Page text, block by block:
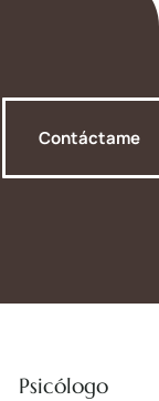
Contáctame
Psicólogo